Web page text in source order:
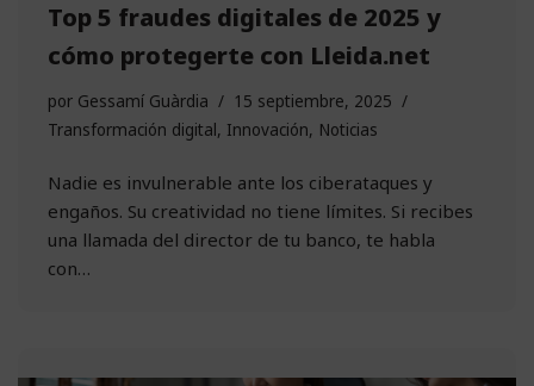
Top 5 fraudes digitales de 2025 y
cómo protegerte con Lleida.net
por Gessamí Guàrdia
15 septiembre, 2025
Transformación digital, Innovación, Noticias
Nadie es invulnerable ante los ciberataques y
engaños. Su creatividad no tiene límites. Si recibes
una llamada del director de tu banco, te habla
con…